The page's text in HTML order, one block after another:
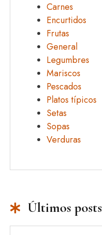
Carnes
Encurtidos
Frutas
General
Legumbres
Mariscos
Pescados
Platos típicos
Setas
Sopas
Verduras
Últimos posts